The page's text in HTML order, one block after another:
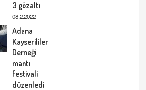
3 gözaltı
08.2.2022
Adana
Kayserililer
Derneği
mantı
festivali
düzenledi